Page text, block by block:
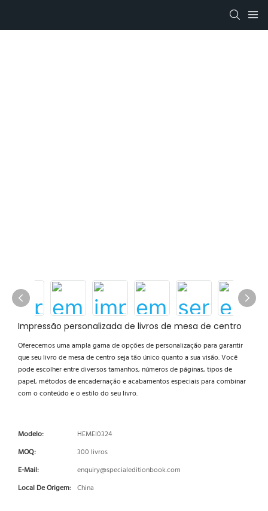
Impressão personalizada de livros de mesa de centro
Oferecemos uma ampla gama de opções de personalização para garantir
que seu livro de mesa de centro seja tão único quanto a sua visão. Você
pode escolher entre diversos tamanhos, números de páginas, tipos de
papel, métodos de encadernação e acabamentos especiais para combinar
com o conteúdo e o estilo do seu livro.
Modelo:
HEMEI0324
MOQ:
300 livros
E-Mail:
enquiry@specialeditionbook.com
Local De Origem: China